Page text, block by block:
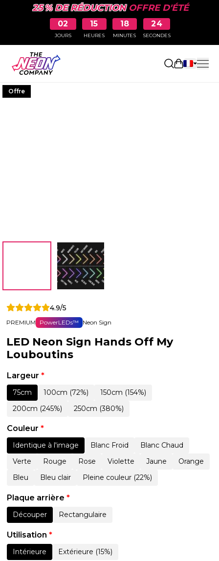
25 % DE RÉDUCTIONOFFRE D'ÉTÉ
02
JOURS
15
HEURES
18
MINUTES
23
SECONDES
Ouvrir le
Offre
4.9/5
PREMIUM PowerLEDs™ Neon Sign
LED Neon Sign Hands Off My
Louboutins
Largeur *
75cm 100cm (72%)
150cm (154%)
200cm (245%)
250cm (380%)
Couleur *
Identique à l'image Blanc Froid
Blanc Chaud
Verte
Rouge Rose Violette Jaune
Orange
Bleu
Bleu clair Pleine couleur (22%)
Plaque arrière *
Découper Rectangulaire
Utilisation *
Intérieure Extérieure (15%)